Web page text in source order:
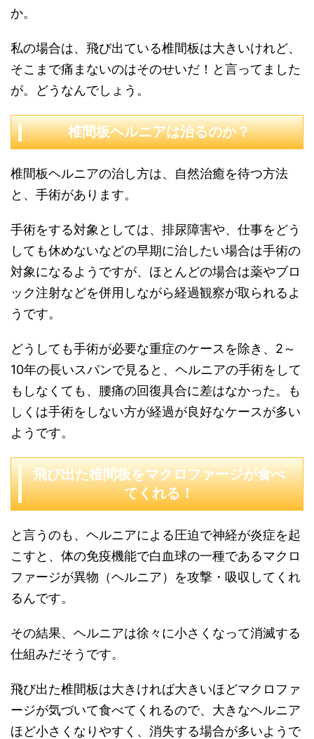
か。
私の場合は、飛び出ている椎間板は大きいけれど、
そこまで痛まないのはそのせいだ！と言ってました
が。どうなんでしょう。
椎間板ヘルニアは治るのか？
椎間板ヘルニアの治し方は、自然治癒を待つ方法
と、手術があります。
手術をする対象としては、排尿障害や、仕事をどう
しても休めないなどの早期に治したい場合は手術の
対象になるようですが、ほとんどの場合は薬やブロ
ック注射などを併用しながら経過観察が取られるよ
うです。
どうしても手術が必要な重症のケースを除き、2～
10年の長いスパンで見ると、ヘルニアの手術をして
もしなくても、腰痛の回復具合に差はなかった。も
しくは手術をしない方が経過が良好なケースが多い
ようです。
飛び出た椎間板をマクロファージが食べ
てくれる！
と言うのも、ヘルニアによる圧迫で神経が炎症を起
こすと、体の免疫機能で白血球の一種であるマクロ
ファージが異物（ヘルニア）を攻撃・吸収してくれ
るんです。
その結果、ヘルニアは徐々に小さくなって消滅する
仕組みだそうです。
飛び出た椎間板は大きければ大きいほどマクロファ
ージが気づいて食べてくれるので、大きなヘルニア
ほど小さくなりやすく、消失する場合が多いようで